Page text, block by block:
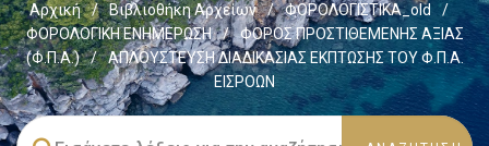
Αρχική / Βιβλιοθήκη Αρχείων / ΦΟΡΟΛΟΓΙΣΤΙΚΑ_old
/
ΦΟΡΟΛΟΓΙΚΗ ΕΝΗΜΕΡΩΣΗ
/
ΦΟΡΟΣ ΠΡΟΣΤΙΘΕΜΕΝΗΣ ΑΞΙΑΣ
(Φ.Π.Α.)
/
ΑΠΛΟΥΣΤΕΥΣΗ ΔΙΑΔΙΚΑΣΙΑΣ ΕΚΠΤΩΣΗΣ ΤΟΥ Φ.Π.Α.
ΕΙΣΡΟΩΝ